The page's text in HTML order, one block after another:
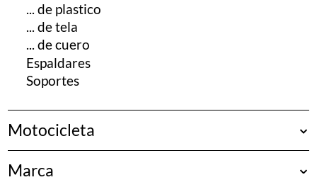
... de plastico
... de tela
... de cuero
Espaldares
Soportes
Motocicleta
(Universales)
Aprilia
Marca